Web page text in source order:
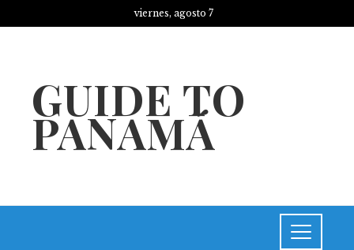
viernes, agosto 7
GUIDE TO
PANAMÁ